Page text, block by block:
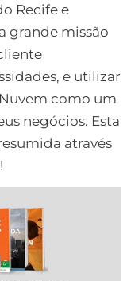
Recife e
grande missão
e utilizar
como um
negócios. Esta
através